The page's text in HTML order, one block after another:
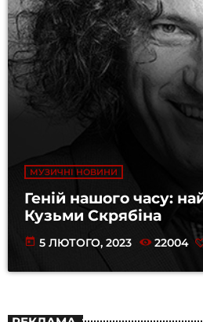
МУЗИЧНІ НОВИНИ
Геній нашого часу:
Кузьми Скрябіна
today 5 ЛЮТОГО, 2023 22004